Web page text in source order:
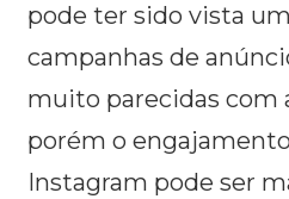
pode ter sido vista
campanhas de
muito parecidas com
porém o
Instagram pode ser